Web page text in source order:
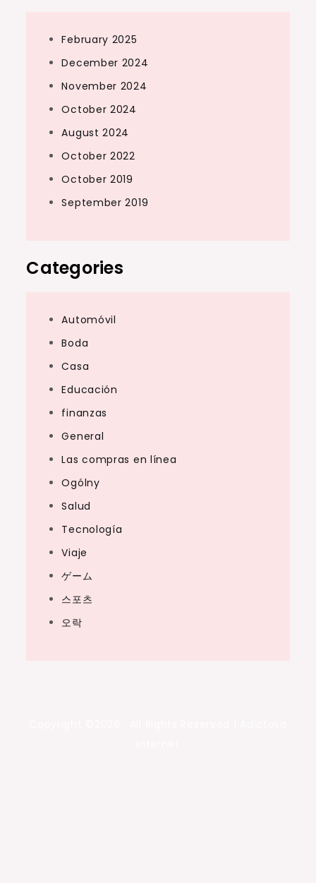
February 2025
December 2024
November 2024
October 2024
August 2024
October 2022
October 2019
September 2019
Categories
Automóvil
Boda
Casa
Educación
finanzas
General
Las compras en línea
Ogólny
Salud
Tecnología
Viaje
ゲーム
스포츠
오락